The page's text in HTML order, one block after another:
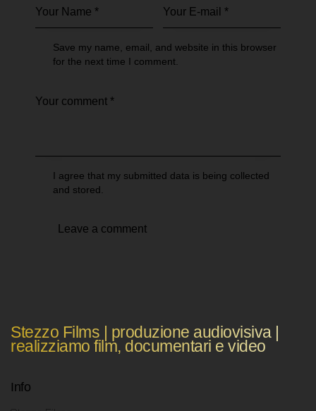
Save my name, email, and website in this browser
for the next time I comment.
I agree that my submitted data is being collected
and stored.
Stezzo Films | produzione audiovisiva |
realizziamo film, documentari e video
Info